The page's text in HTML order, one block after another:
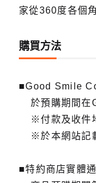
家從360度各個
購買方法
■Good Smile
於預購期間在
※付款及收件
※於本網站記
■特約商店實體